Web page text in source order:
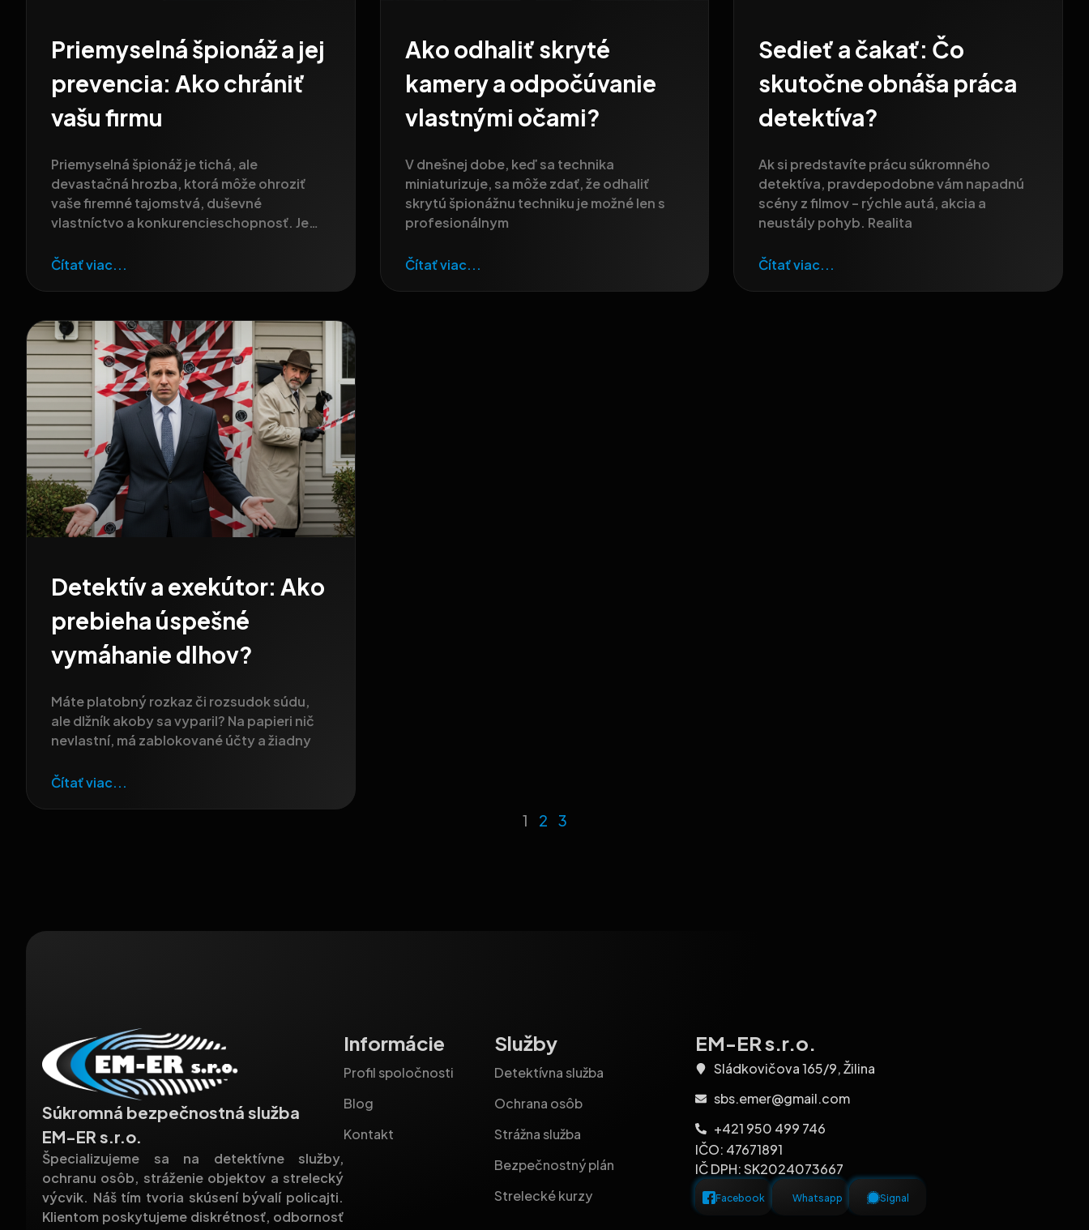
Priemyselná špionáž a jej
prevencia: Ako chrániť
vašu firmu
Priemyselná špionáž je tichá, ale
devastačná hrozba, ktorá môže ohroziť
vaše firemné tajomstvá, duševné
vlastníctvo a konkurencieschopnosť. Je
Čítať viac...
Ako odhaliť skryté
kamery a odpočúvanie
vlastnými očami?
V dnešnej dobe, keď sa technika
miniaturizuje, sa môže zdať, že odhaliť
skrytú špionážnu techniku je možné len s
profesionálnym
Čítať viac...
Sedieť a čakať: Čo
skutočne obnáša práca
detektíva?
Ak si predstavíte prácu súkromného
detektíva, pravdepodobne vám napadnú
scény z filmov – rýchle autá, akcia a
neustály pohyb. Realita
Čítať viac...
Detektív a exekútor: Ako
prebieha úspešné
vymáhanie dlhov?
Máte platobný rozkaz či rozsudok súdu,
ale dlžník akoby sa vyparil? Na papieri nič
nevlastní, má zablokované účty a žiadny
Čítať viac...
1 2 3
Súkromná bezpečnostná služba
EM-ER s.r.o.
Špecializujeme sa na detektívne služby,
ochranu osôb, stráženie objektov a strelecký
výcvik. Náš tím tvoria skúsení bývalí policajti.
Klientom poskytujeme diskrétnosť, odbornosť
Informácie
Profil spoločnosti
Blog
Kontakt
Služby
Detektívna služba
Ochrana osôb
Strážna služba
Bezpečnostný plán
Strelecké kurzy
EM-ER s.r.o.
Sládkovičova 165/9, Žilina
sbs.emer@gmail.com
+421 950 499 746
IČO: 47671891
IČ DPH: SK2024073667
Facebook Whatsapp Signal